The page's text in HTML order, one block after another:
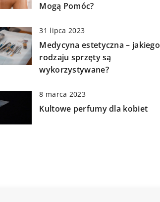
Mogą Pomóc?
31 lipca 2023
Medycyna estetyczna – jakiego
rodzaju sprzęty są
wykorzystywane?
8 marca 2023
Kultowe perfumy dla kobiet